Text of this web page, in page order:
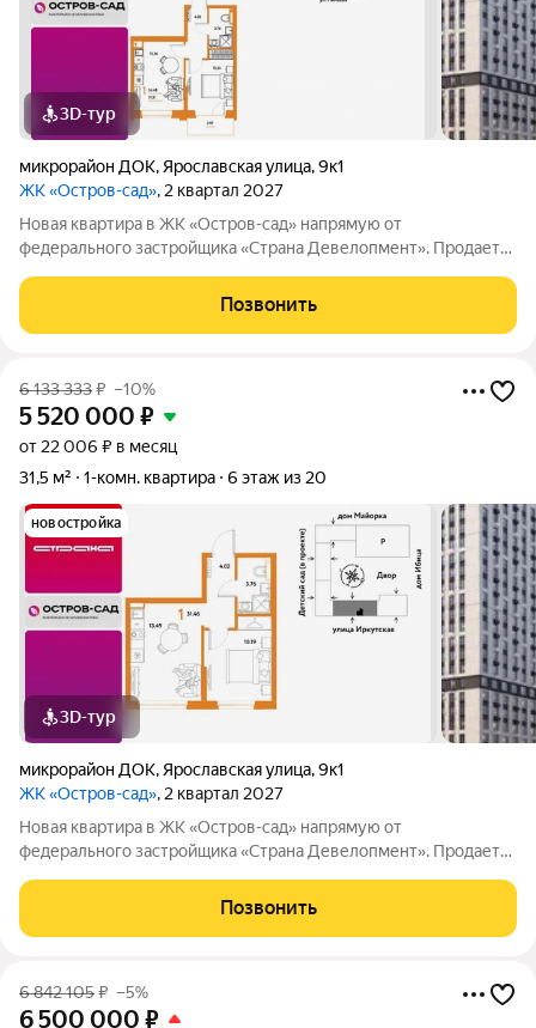
3D-тур
микрорайон ДОК, Ярославская улица,9к1
ЖК «Остров-сад», 2 квартал 2027
Новая квартира в ЖК «Остров-сад» напрямую от
федерального застройщика «Страна Девелопмент». Продается
Девелопмент. Площадь квартиры 35,02 кв. м. Жилой комплекс
Позвонить
6 133 333₽ –10%
5 520 000 ₽
от 22 006 ₽ в месяц
31,5 м²
1-комн. квартира 6 этаж из 20
новостройка
3D-тур
микрорайон ДОК, Ярославская улица,9к1
ЖК «Остров-сад», 2 квартал 2027
Новая квартира в ЖК «Остров-сад» напрямую от
федерального застройщика «Страна Девелопмент». Продается
Девелопмент. Площадь квартиры 31,46 кв. м. Жилой комплекс
Позвонить
6 842 105₽ –5%
6 500 000 ₽